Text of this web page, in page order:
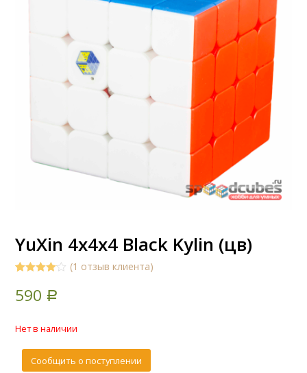
YuXin 4x4x4 Black Kylin (цв)
ofbased
on
(1 отзыв клиента)
590 Р
Нет в наличии
Сообщить о поступлении